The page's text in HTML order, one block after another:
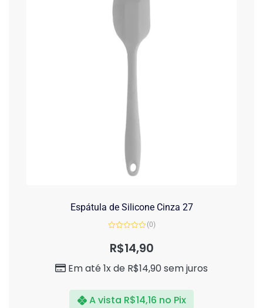
Espátula de Silicone Cinza 27
de
(0)
R$14,90
Em até 1x de R$14,90sem juros
A vista R$14,16 no Pix